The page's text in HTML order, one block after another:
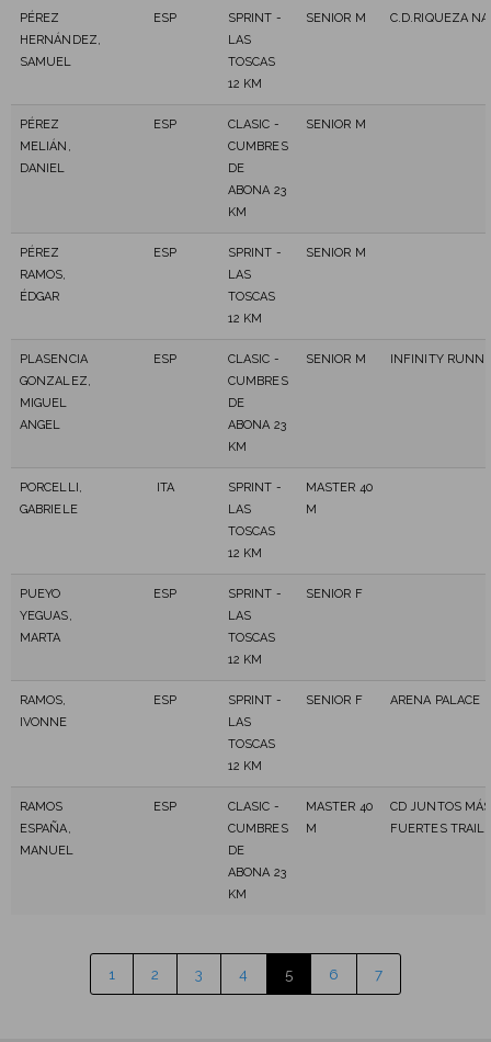
PÉREZ
HERNÁNDEZ,
SAMUEL
ESP
SPRINT -
LAS
TOSCAS
12 KM
SENIOR M C.D.RIQUEZA
PÉREZ
MELIÁN,
DANIEL
ESP
CLASIC -
CUMBRES
DE
ABONA 23
KM
SENIOR M
PÉREZ
RAMOS,
ÉDGAR
ESP
SPRINT -
LAS
TOSCAS
12 KM
SENIOR M
PLASENCIA
GONZALEZ,
MIGUEL
ANGEL
ESP
CLASIC -
CUMBRES
DE
ABONA 23
KM
SENIOR M INFINITY
PORCELLI,
GABRIELE
ITA
SPRINT -
LAS
TOSCAS
12 KM
MASTER 40
M
PUEYO
YEGUAS,
MARTA
ESP
SPRINT -
LAS
TOSCAS
12 KM
SENIOR F
RAMOS,
IVONNE
ESP
SPRINT -
LAS
TOSCAS
12 KM
SENIOR F ARENA PALACE
RAMOS
ESPAÑA,
MANUEL
ESP
CLASIC -
CUMBRES
DE
ABONA 23
KM
MASTER 40
M
CD JUNTOS MÁS
FUERTES TRAIL
1 2 3 4 5 6 7